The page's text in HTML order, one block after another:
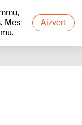
Mēs
Aizvērt